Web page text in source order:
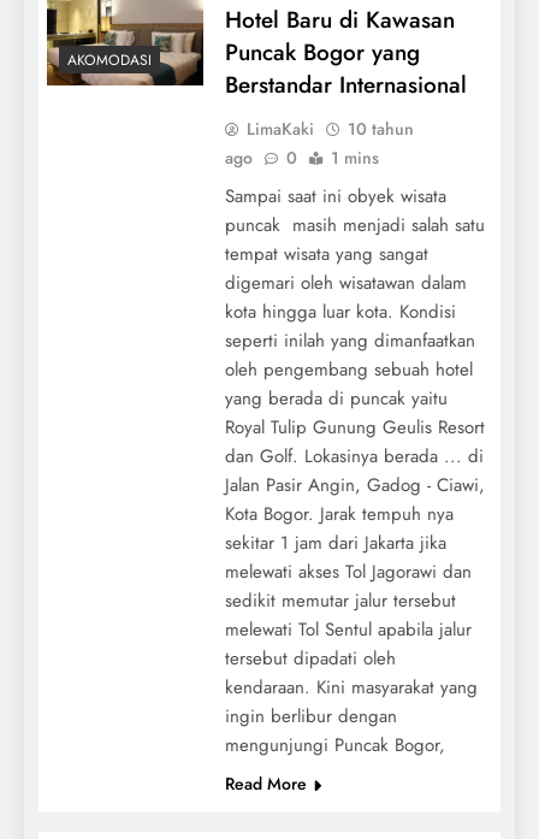
AKOMODASI
Hotel Baru di Kawasan
Puncak Bogor yang
Berstandar Internasional
LimaKaki
10 tahun
ago
0 1 mins
Sampai saat ini obyek wisata
puncak masih menjadi salah satu
tempat wisata yang sangat
digemari oleh wisatawan dalam
kota hingga luar kota. Kondisi
seperti inilah yang dimanfaatkan
oleh pengembang sebuah hotel
yang berada di puncak yaitu
Royal Tulip Gunung Geulis Resort
dan Golf. Lokasinya berada ... di
Jalan Pasir Angin, Gadog - Ciawi,
Kota Bogor. Jarak tempuh nya
sekitar 1 jam dari Jakarta jika
melewati akses Tol Jagorawi dan
sedikit memutar jalur tersebut
melewati Tol Sentul apabila jalur
tersebut dipadati oleh
kendaraan. Kini masyarakat yang
ingin berlibur dengan
mengunjungi Puncak Bogor,
Read More